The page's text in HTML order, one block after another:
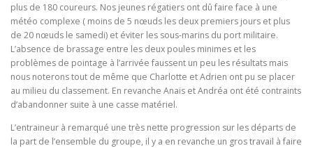
plus de 180 coureurs. Nos jeunes régatiers ont dû faire face à une
météo complexe ( moins de 5 nœuds les deux premiers jours et plus
de 20 nœuds le samedi) et éviter les sous-marins du port militaire.
L’absence de brassage entre les deux poules minimes et les
problèmes de pointage à l’arrivée faussent un peu les résultats mais
nous noterons tout de même que Charlotte et Adrien ont pu se placer
au milieu du classement. En revanche Anaïs et Andréa ont été contraints
d’abandonner suite à une casse matériel.
L’entraineur à remarqué une très nette progression sur les départs de
la part de l’ensemble du groupe, il y a en revanche un gros travail à faire